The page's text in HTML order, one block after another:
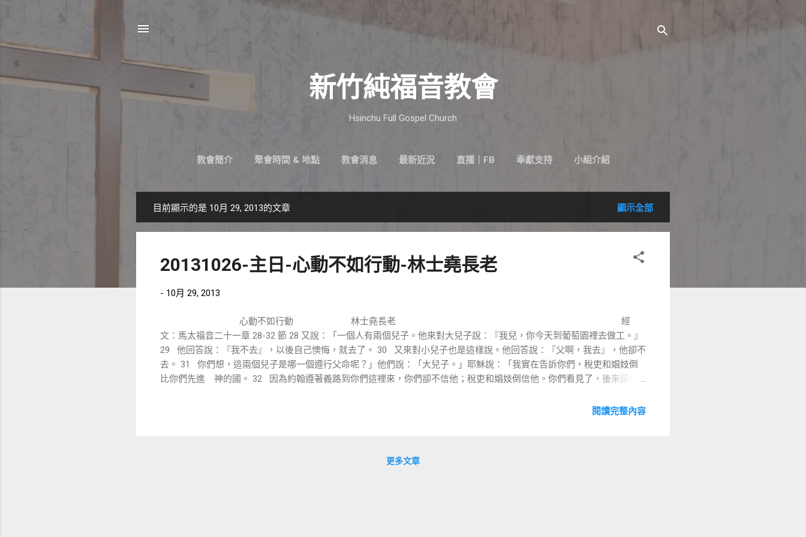
新竹純福音教會
Hsinchu Full Gospel Church
教會簡介 聚會時間 & 地點 教會消息 最新近況 直播｜FB 奉獻支持 小組介紹
表
目前顯示的是 10月 29, 2013的文章 顯示全部
20131026-主日-心動不如行動-林士堯長老
- 10月 29, 2013
心動不如行動 林士堯長老 經
文：馬太福音二十一章 28-32 節 28 又說：「一個人有兩個兒子。他來對大兒子說：『我兒，你今天到葡萄園裡去做工。』
29 他回答說：『我不去』，以後自己懊悔，就去了。 30 又來對小兒子也是這樣說。他回答說：『父啊，我去』，他卻不
去。 31 你們想，這兩個兒子是哪一個遵行父命呢？」他們說：「大兒子。」耶穌說：「我實在告訴你們，稅吏和娼妓倒
比你們先進 神的國。 32 因為約翰遵著義路到你們這裡來，你們卻不信他；稅吏和娼妓倒信他。你們看見了，後來還是
當時主進了耶路撒冷之後就去潔淨了聖殿，那時也有很多人反彈，很多法利賽人來質問耶穌是仗著什麼權柄做這些事...
閱讀完整內容
更多文章